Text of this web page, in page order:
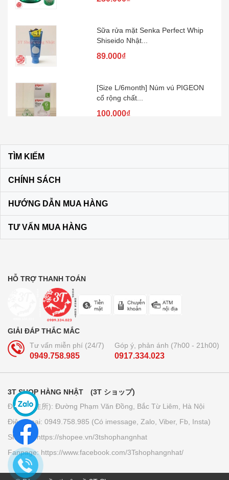
Shiseido Nhật...
cổ rộng chất...
Nhật Bản
Son dưỡng môi DHC KHÔNG MÀU
màu vàng
Trà lúa non 44 gói Yamamoto
160.000₫
Giấy thấm dầu Kose softymo - Nhật
Bản
70.000₫
TÌM KIẾM
CHÍNH SÁCH
HƯỚNG DẪN MUA HÀNG
TƯ VẤN MUA HÀNG
HỖ TRỢ THANH TOÁN
GIẢI ĐÁP THẮC MẮC
Tư vấn miễn phí (24/7)
0949.758.985
Góp ý, phản ánh (7h00 - 21h00)
0917.334.023
3T SHOP HÀNG NHẬT (3T ショップ)
Địa chỉ (住所): Đường Phạm Văn Đồng, Bắc Từ Liêm, Hà Nội
Điện thoại: 0949.758.985 (Có imessage, Zalo, Viber, Fb, Insta)
Shopee: https://shopee.vn/3tshophangnhat
Fanpage: https://www.facebook.com/3Tshophangnhat/